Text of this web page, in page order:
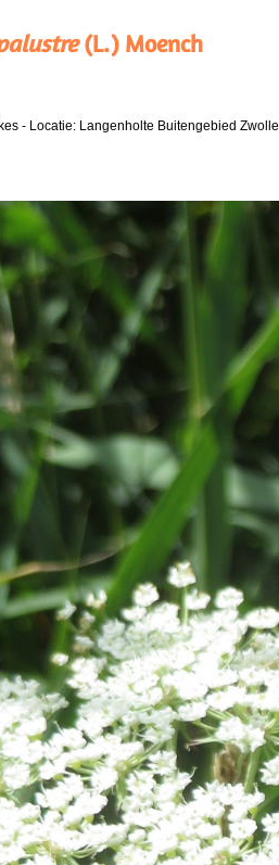
(L.) Moench
- Locatie: Langenholte Buitengebied Zwolle